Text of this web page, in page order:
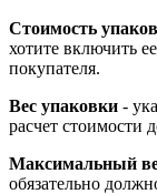
Стоимость
хотите включить
покупателя.
Вес упаковки -
расчет стоимости
Максимальный
обязательно